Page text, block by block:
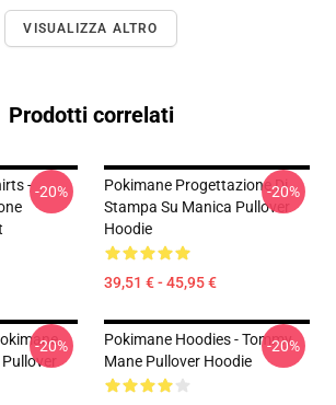
VISUALIZZA ALTRO
Prodotti correlati
--20%
Pokimane Progettazione Di
Stampa Su Manica Pullover
Hoodie
39,51 € - 45,95 €
-20%
-20%
Pokimane Hoodies - Tommy
Mane Pullover Hoodie
-20%